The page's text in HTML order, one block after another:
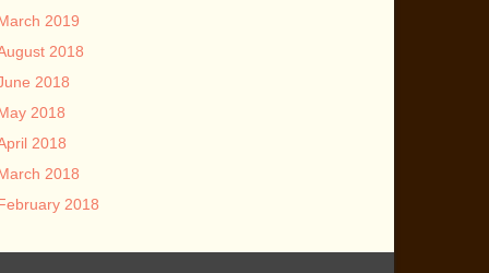
2019
2018
2018
2018
2018
2018
2018